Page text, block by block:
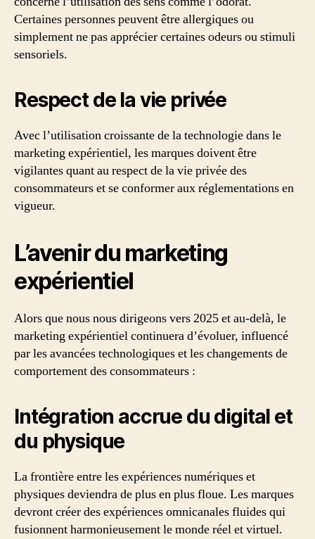
Certaines personnes peuvent être allergiques ou
simplement ne pas apprécier certaines odeurs ou stimuli
sensoriels.
Respect de la vie privée
Avec l’utilisation croissante de la technologie dans le
marketing expérientiel, les marques doivent être
vigilantes quant au respect de la vie privée des
consommateurs et se conformer aux réglementations en
vigueur.
L’avenir du marketing
expérientiel
Alors que nous nous dirigeons vers 2025 et au-delà, le
marketing expérientiel continuera d’évoluer, influencé
par les avancées technologiques et les changements de
comportement des consommateurs :
Intégration accrue du digital et
du physique
La frontière entre les expériences numériques et
physiques deviendra de plus en plus floue. Les marques
devront créer des expériences omnicanales fluides qui
fusionnent harmonieusement le monde réel et virtuel.